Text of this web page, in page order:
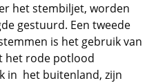
het stembiljet, worden
gestuurd. Een tweede
is het gebruik van
het rode potlood
in het buitenland, zijn